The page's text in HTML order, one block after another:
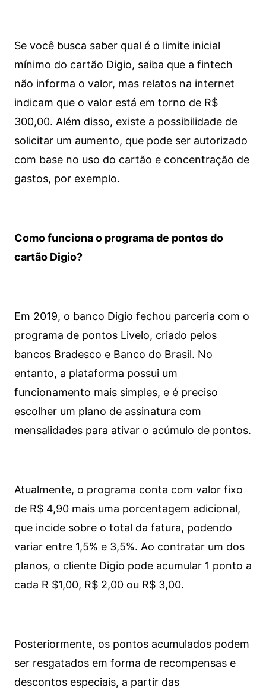
Se você busca saber qual é o limite inicial
mínimo do cartão Digio, saiba que a fintech
não informa o valor, mas relatos na internet
indicam que o valor está em torno de R$
300,00. Além disso, existe a possibilidade de
solicitar um aumento, que pode ser autorizado
com base no uso do cartão e concentração de
gastos, por exemplo.
Como funciona o programa de pontos do
cartão Digio?
Em 2019, o banco Digio fechou parceria com o
programa de pontos Livelo, criado pelos
bancos Bradesco e Banco do Brasil. No
entanto, a plataforma possui um
funcionamento mais simples, e é preciso
escolher um plano de assinatura com
mensalidades para ativar o acúmulo de pontos.
Atualmente, o programa conta com valor fixo
de R$ 4,90 mais uma porcentagem adicional,
que incide sobre o total da fatura, podendo
variar entre 1,5% e 3,5%. Ao contratar um dos
planos, o cliente Digio pode acumular 1 ponto a
cada R $1,00, R$ 2,00 ou R$ 3,00.
Posteriormente, os pontos acumulados podem
ser resgatados em forma de recompensas e
descontos especiais, a partir das